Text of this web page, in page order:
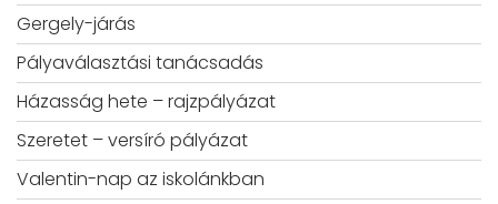
Gergely-járás
Pályaválasztási tanácsadás
Házasság hete – rajzpályázat
Szeretet – versíró pályázat
Valentin-nap az iskolánkban